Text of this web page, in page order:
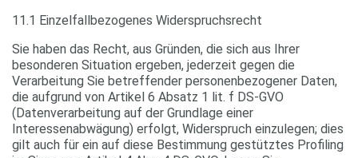
11.1 Einzelfallbezogenes Widerspruchsrecht
Sie haben das Recht, aus Gründen, die sich aus Ihrer
besonderen Situation ergeben, jederzeit gegen die
Verarbeitung Sie betreffender personenbezogener Daten,
die aufgrund von Artikel 6 Absatz 1 lit. f DS-GVO
(Datenverarbeitung auf der Grundlage einer
Interessenabwägung) erfolgt, Widerspruch einzulegen; dies
gilt auch für ein auf diese Bestimmung gestütztes Profiling